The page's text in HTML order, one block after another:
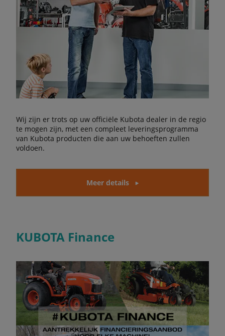
Wij zijn er trots op uw officiële Kubota dealer in de regio
te mogen zijn, met een compleet leveringsprogramma
van Kubota producten die aan uw behoeften zullen
voldoen.
Meer details
KUBOTA Finance